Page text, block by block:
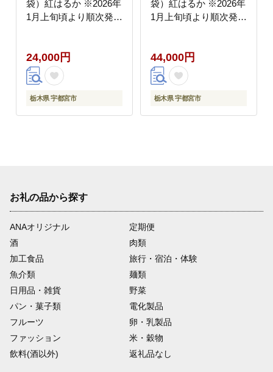
袋）紅はるか ※2026年
1月上旬頃より順次発送
24,000円
栃木県 宇都宮市
袋）紅はるか ※2026年
1月上旬頃より順次発送
44,000円
栃木県 宇都宮市
お礼の品から探す
ANAオリジナル
定期便
酒
肉類
加工食品
旅行・宿泊・体験
魚介類
麺類
日用品・雑貨
野菜
パン・菓子類
電化製品
フルーツ
卵・乳製品
ファッション
米・穀物
飲料(酒以外)
返礼品なし